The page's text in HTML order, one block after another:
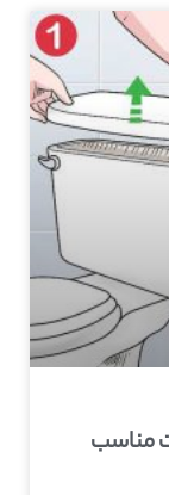
مناسب